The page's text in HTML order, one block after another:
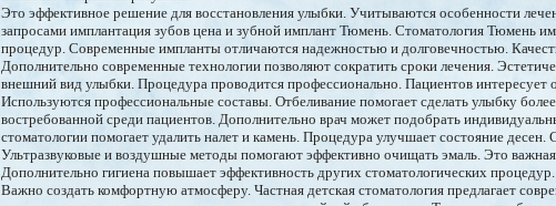
Это эффективное решение для восстановления улыбки. Учитываются особенности
запросами имплантация зубов цена и зубной имплант Тюмень. Стоматология Тюмень
процедур. Современные импланты отличаются надежностью и долговечностью.
Дополнительно современные технологии позволяют сократить сроки лечения.
внешний вид улыбки. Процедура проводится профессионально. Пациентов интересует
Используются профессиональные составы. Отбеливание помогает сделать улыбку
востребованной среди пациентов. Дополнительно врач может подобрать
стоматологии помогает удалить налет и камень. Процедура улучшает состояние
Ультразвуковые и воздушные методы помогают эффективно очищать эмаль. Это
Дополнительно гигиена повышает эффективность других стоматологических процедур.
Важно создать комфортную атмосферу. Частная детская стоматология предлагает